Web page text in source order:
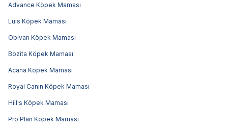
Advance Köpek Maması
Luis Köpek Maması
Obivan Köpek Maması
Bozita Köpek Maması
Acana Köpek Maması
Royal Canin Köpek Maması
Hill's Köpek Maması
Pro Plan Köpek Maması